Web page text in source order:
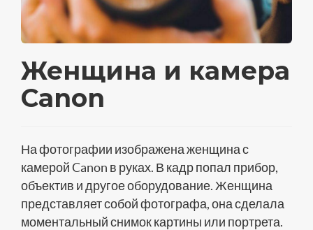
Женщина и камера
Canon
На фотографии изображена женщина с
камерой Canon в руках. В кадр попал прибор,
объектив и другое оборудование. Женщина
представляет собой фотографа, она сделала
моментальный снимок картины или портрета.